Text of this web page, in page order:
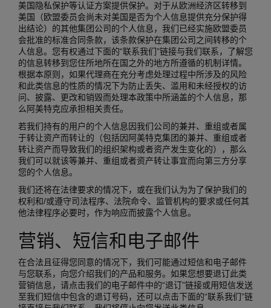
美国隐私保护等认证方案提供保护。对于从欧洲经济区转移到
美国（欧盟委员会尚未对美国是否为个人信息提供充分保护得
出结论）的其他集团公司的个人信息，我们已经实施欧盟委员
会批准的标准合同条款，该条款保护在集团公司之间转移的个
人信息。您有权通过下面的“联系我们”链接与我们联系，了解您
的信息转移到您住所地所在国之外的地方所遵循的机制详情。
根据本原则，如果代理商在充分考虑处理过程中所涉及的风险
和此类信息的性质的情况下为防止丢失、滥用和未经授权的访
问、披露、更改和销毁而处理本政策中所涵盖的个人信息，那
么阿美特克应承担相关责任。
若我们持有的用户的个人信息因我们公司的兼并、重组或者属
于转让资产而转让的（包括因阿美特克集团的兼并、重组或者
转让资产而导致我们的组织架构或者资产发生变化的），那么
我们可以就该等兼并、重组或者资产转让事宜而向第三方分享
您的个人信息。
我们还将在法律要求的情况下，或在我们认为为了保护我们的
权利和/或遵守司法程序、法院命令、监管机构的要求或任何其
他法律程序必要时，作为响应而披露个人信息。
营销、短信和电子邮件
在合法且征得您同意的情况下，我们可能通过短信和电子邮件
与您联系，向您介绍我们的产品和服务。如果您想要退订此类
营销信息，请点击我们的电子邮件中的“退订”链接或用短信发送
至我们短信中包含的退订号码，还可以点击下面的“联系我们”链